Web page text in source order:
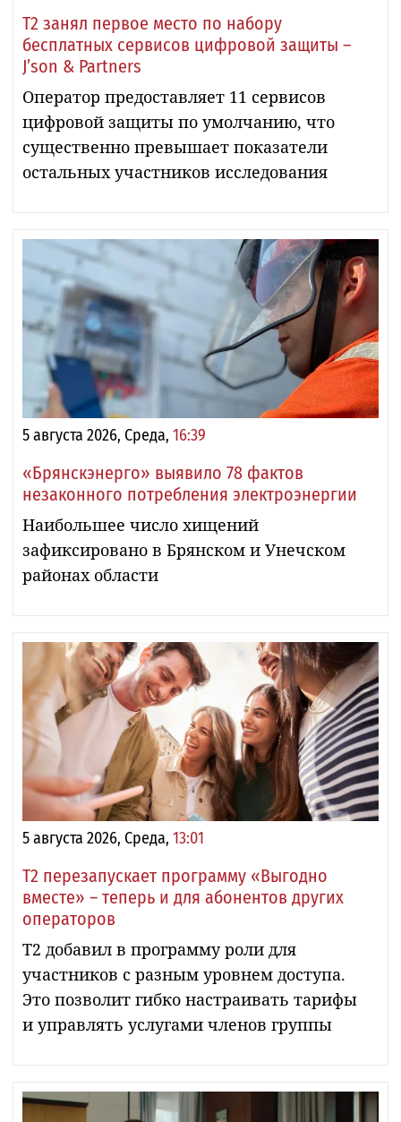
Т2 занял первое место по набору
бесплатных сервисов цифровой защиты –
J’son & Partners
Оператор предоставляет 11 сервисов
цифровой защиты по умолчанию, что
существенно превышает показатели
остальных участников исследования
5 августа 2026, Среда, 16:39
«Брянскэнерго» выявило 78 фактов
незаконного потребления электроэнергии
Наибольшее число хищений
зафиксировано в Брянском и Унечском
районах области
5 августа 2026, Среда, 13:01
Т2 перезапускает программу «Выгодно
вместе» – теперь и для абонентов других
операторов
Т2 добавил в программу роли для
участников с разным уровнем доступа.
Это позволит гибко настраивать тарифы
и управлять услугами членов группы